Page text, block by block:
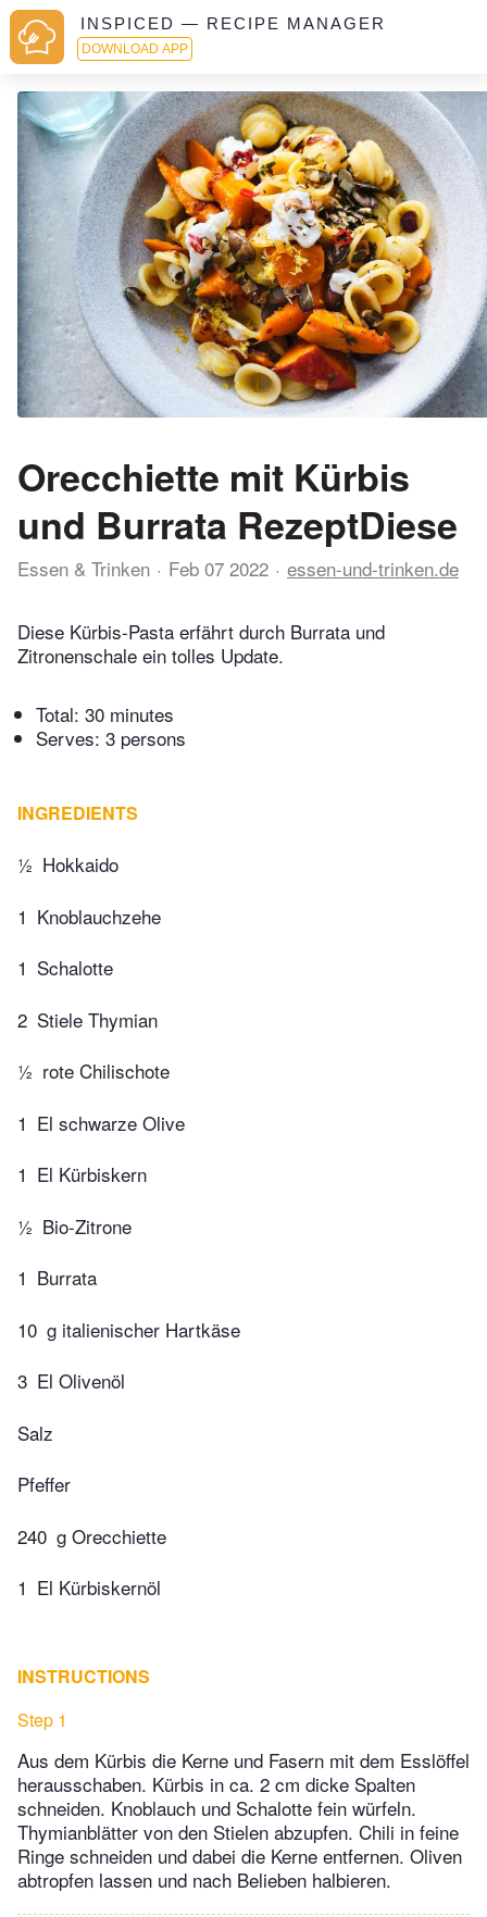
INSPICED — RECIPE MANAGER
DOWNLOAD APP
Orecchiette mit Kürbis
und Burrata RezeptDiese
Essen & Trinken Feb 07 2022 essen-und-trinken.de
Diese Kürbis-Pasta erfährt durch Burrata und
Zitronenschale ein tolles Update.
Total: 30 minutes
Serves: 3 persons
INGREDIENTS
½ Hokkaido
1 Knoblauchzehe
1 Schalotte
2 Stiele Thymian
½ rote Chilischote
1 El schwarze Olive
1 El Kürbiskern
½ Bio-Zitrone
1 Burrata
10 g italienischer Hartkäse
3 El Olivenöl
Salz
Pfeffer
240 g Orecchiette
1 El Kürbiskernöl
INSTRUCTIONS
Step 1
Aus dem Kürbis die Kerne und Fasern mit dem Esslöffel
herausschaben. Kürbis in ca. 2 cm dicke Spalten
schneiden. Knoblauch und Schalotte fein würfeln.
Thymianblätter von den Stielen abzupfen. Chili in feine
Ringe schneiden und dabei die Kerne entfernen. Oliven
abtropfen lassen und nach Belieben halbieren.